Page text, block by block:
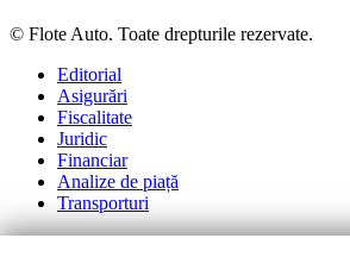
© Flote Auto. Toate drepturile rezervate.
Editorial
Asigurări
Fiscalitate
Juridic
Financiar
Analize de piață
Transporturi